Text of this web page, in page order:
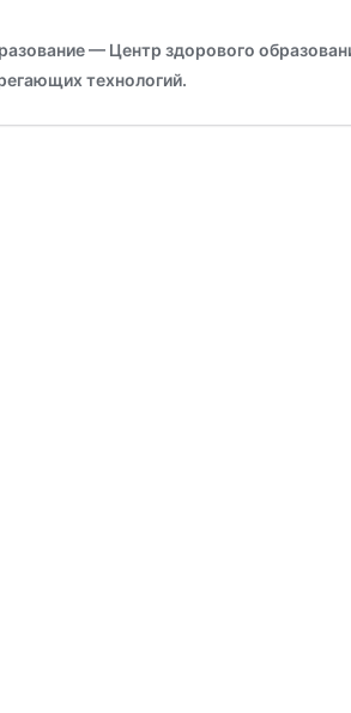
— Центр здорового
технологий.